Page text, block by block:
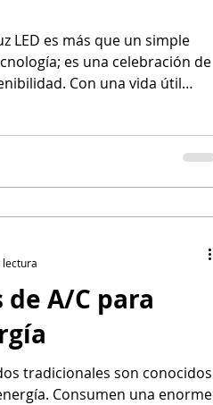
LED es más que un simple
es una celebración de
Con una vida útil
A/C para
tradicionales son conocidos
Consumen una enorme
lectura